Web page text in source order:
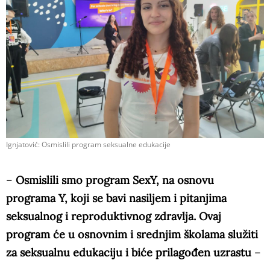
Ignjatović: Osmislili program seksualne edukacije
– Osmislili smo program SexY, na osnovu
programa Y, koji se bavi nasiljem i pitanjima
seksualnog i reproduktivnog zdravlja. Ovaj
program će u osnovnim i srednjim školama služiti
za seksualnu edukaciju i biće prilagođen uzrastu –